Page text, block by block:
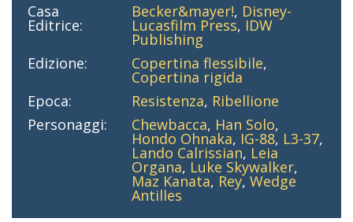
Casa
Editrice:
Becker&mayer!, Disney-
Lucasfilm Press, IDW
Publishing
Edizione:
Copertina flessibile,
Copertina rigida
Epoca:
Resistenza, Ribellione
Personaggi:
Chewbacca, Han Solo,
Hondo Ohnaka, IG-88, L3-37,
Lando Calrissian, Leia
Organa, Luke Skywalker,
Maz Kanata, Rey,Wedge
Antilles